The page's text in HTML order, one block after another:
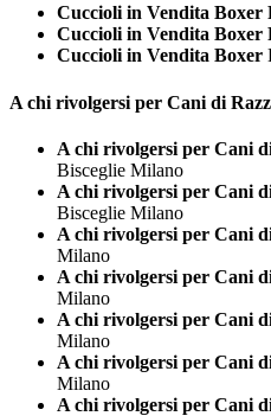
Cuccioli in Vendita Boxer
Cuccioli in Vendita Boxer
Cuccioli in Vendita Boxer
A chi rivolgersi per Cani di
A chi rivolgersi per Cani
Bisceglie Milano
A chi rivolgersi per Cani
Bisceglie Milano
A chi rivolgersi per Cani
Milano
A chi rivolgersi per Cani
Milano
A chi rivolgersi per Cani
Milano
A chi rivolgersi per Cani
Milano
A chi rivolgersi per Cani